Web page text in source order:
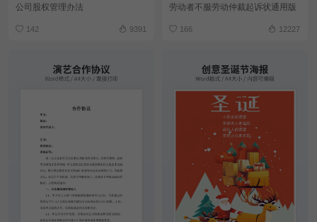
公司股权管理办法
142 9391
劳动者不服劳动仲裁起诉状通用版
166 12227